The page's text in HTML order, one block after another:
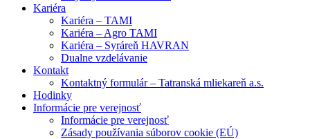
Kariéra
Kariéra – TAMI
Kariéra – Agro TAMI
Kariéra – Syráreň HAVRAN
Dualne vzdelávanie
Kontakt
Kontaktný formulár – Tatranská mliekareň a.s.
Hodinky
Informácie pre verejnosť
Informácie pre verejnosť
Zásady používania súborov cookie (EÚ)